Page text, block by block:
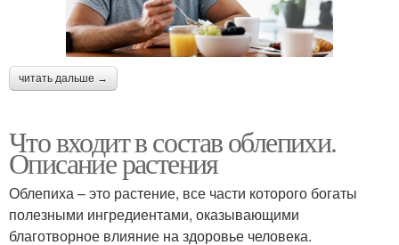
читать дальше →
Что входит в состав облепихи.
Описание растения
Облепиха – это растение, все части которого богаты
полезными ингредиентами, оказывающими
благотворное влияние на здоровье человека.